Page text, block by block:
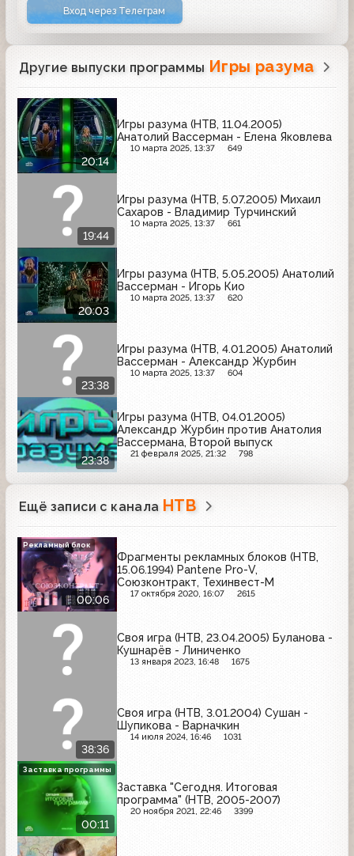
Вход через Телеграм
Другие выпуски программы Игры разума
20:14
Игры разума (НТВ, 11.04.2005)
Анатолий Вассерман - Елена Яковлева
10 марта 2025, 13:37 649
19:44
Игры разума (НТВ, 5.07.2005) Михаил
Сахаров - Владимир Турчинский
10 марта 2025, 13:37 661
20:03
Игры разума (НТВ, 5.05.2005) Анатолий
Вассерман - Игорь Кио
10 марта 2025, 13:37 620
23:38
Игры разума (НТВ, 4.01.2005) Анатолий
Вассерман - Александр Журбин
10 марта 2025, 13:37 604
23:38
Игры разума (НТВ, 04.01.2005)
Александр Журбин против Анатолия
Вассермана, Второй выпуск
21 февраля 2025, 21:32 798
Ещё записи с канала НТВ
00:06
Фрагменты рекламных блоков (НТВ,
15.06.1994) Pantene Pro-V,
Союзконтракт, Техинвест-М
17 октября 2020, 16:07 2615
Рекламный блок
Своя игра (НТВ, 23.04.2005) Буланова -
Кушнарёв - Линиченко
13 января 2023, 16:48 1675
38:36
Своя игра (НТВ, 3.01.2004) Сушан -
Шупикова - Варначкин
14 июля 2024, 16:46 1031
00:11
Заставка "Сегодня. Итоговая
программа" (НТВ, 2005-2007)
20 ноября 2021, 22:46 3399
Заставка программы